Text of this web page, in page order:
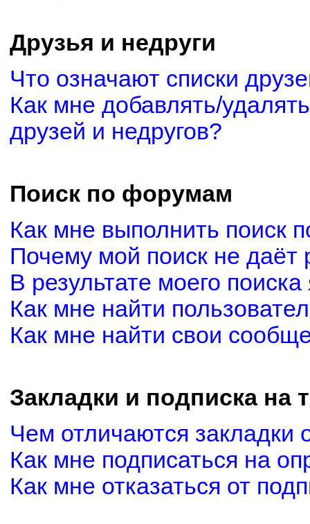
Друзья и недруги
Что означают списки
Как мне добавлять/
друзей и недругов?
Поиск по форумам
Как мне выполнить поиск
Почему мой поиск не даёт
В результате моего
Как мне найти
Как мне найти свои
Закладки и подписка на
Чем отличаются закладки
Как мне подписаться на
Как мне отказаться от